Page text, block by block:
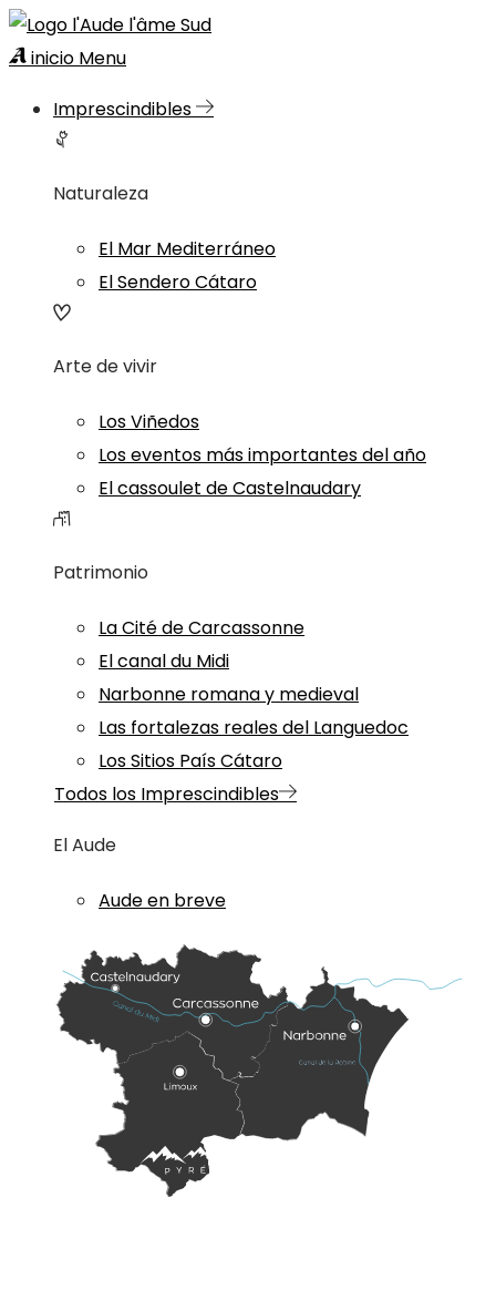
inicio Menu
Imprescindibles
Naturaleza
El Mar Mediterráneo
El Sendero Cátaro
Arte de vivir
Los Viñedos
Los eventos más importantes del año
El cassoulet de Castelnaudary
Patrimonio
La Cité de Carcassonne
El canal du Midi
Narbonne romana y medieval
Las fortalezas reales del Languedoc
Los Sitios País Cátaro
Todos los Imprescindibles
El Aude
Aude en breve